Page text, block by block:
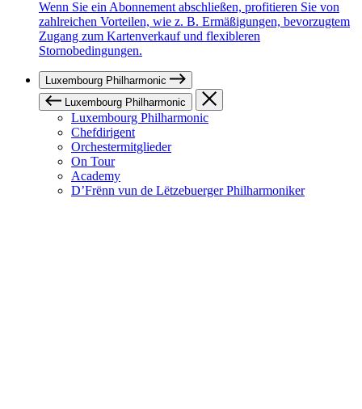
Wenn Sie ein Abonnement abschließen, profitieren Sie von
zahlreichen Vorteilen, wie z. B. Ermäßigungen, bevorzugtem
Zugang zum Kartenverkauf und flexibleren
Stornobedingungen.
Luxembourg Philharmonic
Luxembourg Philharmonic
Luxembourg Philharmonic
Chefdirigent
Orchestermitglieder
On Tour
Academy
D’Frënn vun de Lëtzebuerger Philharmoniker